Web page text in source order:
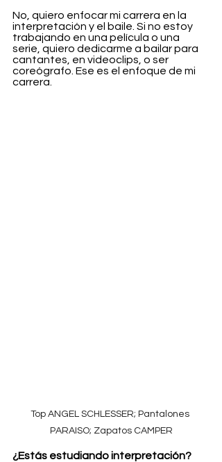
No, quiero enfocar mi carrera en la
interpretación y el baile. Si no estoy
trabajando en una película o una
serie, quiero dedicarme a bailar para
cantantes, en videoclips, o ser
coreógrafo. Ese es el enfoque de mi
carrera.
Top ANGEL SCHLESSER; Pantalones
PARAISO; Zapatos CAMPER
¿Estás estudiando interpretación?